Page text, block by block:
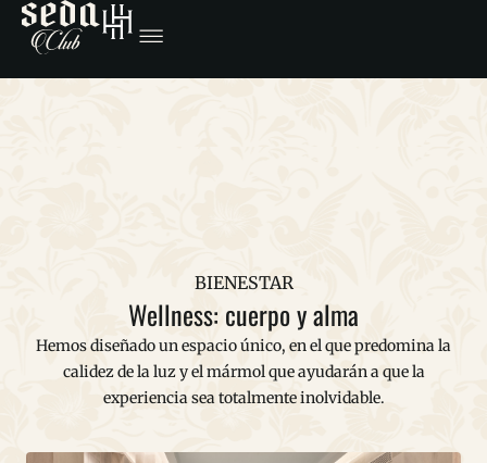
BIENESTAR
Wellness: cuerpo y alma
Hemos diseñado un espacio único, en el que predomina la
calidez de la luz y el mármol que ayudarán a que la
experiencia sea totalmente inolvidable.